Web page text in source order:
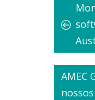
AMEC